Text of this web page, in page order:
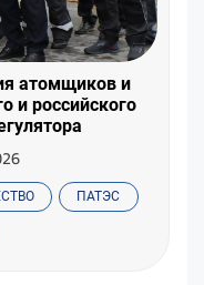
атомщиков и
и российского
ПАТЭС